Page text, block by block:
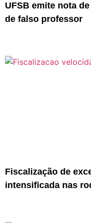
UFSB emite nota
de falso professor
Fiscalização de
intensificada nas